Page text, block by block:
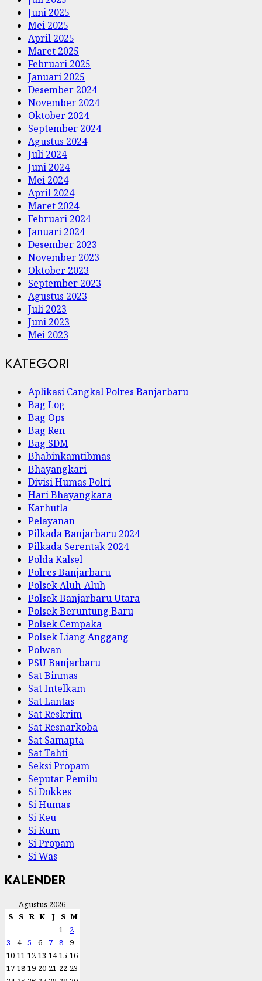
Juni 2025
Mei 2025
April 2025
Maret 2025
Februari 2025
Januari 2025
Desember 2024
November 2024
Oktober 2024
September 2024
Agustus 2024
Juli 2024
Juni 2024
Mei 2024
April 2024
Maret 2024
Februari 2024
Januari 2024
Desember 2023
November 2023
Oktober 2023
September 2023
Agustus 2023
Juli 2023
Juni 2023
Mei 2023
KATEGORI
Aplikasi Cangkal Polres Banjarbaru
Bag Log
Bag Ops
Bag Ren
Bag SDM
Bhabinkamtibmas
Bhayangkari
Divisi Humas Polri
Hari Bhayangkara
Karhutla
Pelayanan
Pilkada Banjarbaru 2024
Pilkada Serentak 2024
Polda Kalsel
Polres Banjarbaru
Polsek Aluh-Aluh
Polsek Banjarbaru Utara
Polsek Beruntung Baru
Polsek Cempaka
Polsek Liang Anggang
Polwan
PSU Banjarbaru
Sat Binmas
Sat Intelkam
Sat Lantas
Sat Reskrim
Sat Resnarkoba
Sat Samapta
Sat Tahti
Seksi Propam
Seputar Pemilu
Si Dokkes
Si Humas
Si Keu
Si Kum
Si Propam
Si Was
KALENDER
Agustus 2026
S
S R K J S M
1
2
3
4 5 6 7 8
9
10 11 12 13 14 15 16
17 18 19 20 21 22 23